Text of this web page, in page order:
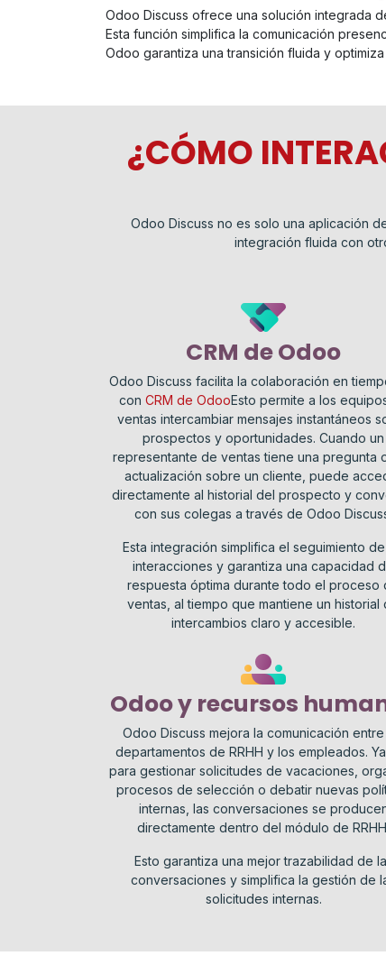
Odoo Discuss ofrece una solución integrada
Esta función simplifica la comunicación
Odoo garantiza una transición fluida y
¿CÓMO
Odoo Discuss no es solo una aplicación
integración fluida con
CRM de Odoo
Odoo Discuss facilita la colaboración en
con CRM de OdooEsto permite a los
ventas intercambiar mensajes instantáneos
prospectos y oportunidades. Cuando un
representante de ventas tiene una pregunta
actualización sobre un cliente, puede
directamente al historial del prospecto y
con sus colegas a través de Odoo
Esta integración simplifica el seguimiento
interacciones y garantiza una capacidad
respuesta óptima durante todo el proceso
ventas, al tiempo que mantiene un historial
intercambios claro y accesible.
Odoo y recursos
Odoo Discuss mejora la comunicación entre
departamentos de RRHH y los empleados.
para gestionar solicitudes de vacaciones,
procesos de selección o debatir nuevas
internas, las conversaciones se
directamente dentro del módulo de
Esto garantiza una mejor trazabilidad de
conversaciones y simplifica la gestión de
solicitudes internas.